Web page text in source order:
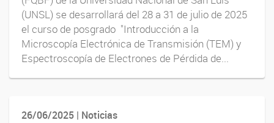
(UNSL) se desarrollará del 28 a 31 de julio de 2025
el curso de posgrado "Introducción a la
Microscopía Electrónica de Transmisión (TEM) y
Espectroscopía de Electrones de Pérdida de...
26/06/2025 | Noticias